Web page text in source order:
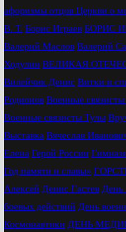
афоризмы отцов Церкви о
В. Т. Бориc Играев БОРИС
Валерий Маслов Валерий
Ходулин ВЕЛИКАЯ
Вилейчик Денис Витки и
Родионов Военные
Военные связисты Тулы
Выставка Вячеслав
Елена Герой России
Год памяти и славы»
Алексей Денис Гастев
боевых действий День
Космонавтики ДЕНЬ